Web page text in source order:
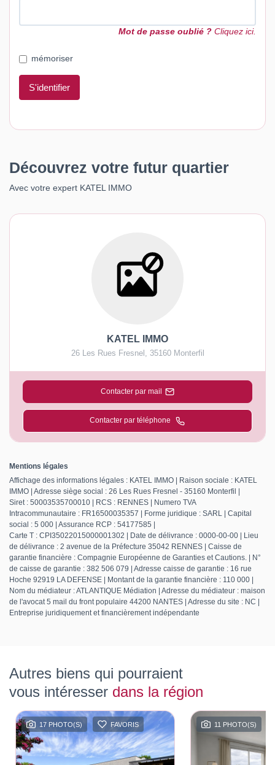
Mot de passe oublié ? Cliquez ici.
mémoriser
S'identifier
Découvrez votre futur quartier
Avec votre expert KATEL IMMO
KATEL IMMO
26 Les Rues Fresnel 35160 Monterfil
Contacter par mail
Contacter par téléphone
Mentions légales
Affichage des informations légales : KATEL IMMO | Raison sociale : KATEL
IMMO | Adresse siège social : 26 Les Rues Fresnel - 35160 Monterfil |
Siret : 50003535700010 | RCS : RENNES | Numero TVA
Intracommunautaire : FR16500035357 | Forme juridique : SARL | Capital
social : 5 000 | Assurance RCP : 54177585 |
Carte T : CPI35022015000001302 | Date de délivrance : 0000-00-00 | Lieu
de délivrance : 2 avenue de la Préfecture 35042 RENNES | Caisse de
garantie financière : Compagnie Européenne de Garanties et Cautions. | N°
de caisse de garantie : 382 506 079 | Adresse caisse de garantie : 16 rue
Hoche 92919 LA DEFENSE | Montant de la garantie financière : 110 000 |
Nom du médiateur : ATLANTIQUE Médiation | Adresse du médiateur : maison
de l'avocat 5 mail du front populaire 44200 NANTES | Adresse du site : NC |
Entreprise juridiquement et financièrement indépendante
Autres biens qui pourraient
vous intéresser dans la région
17 PHOTO(S) FAVORIS 11 PHOTO(S)